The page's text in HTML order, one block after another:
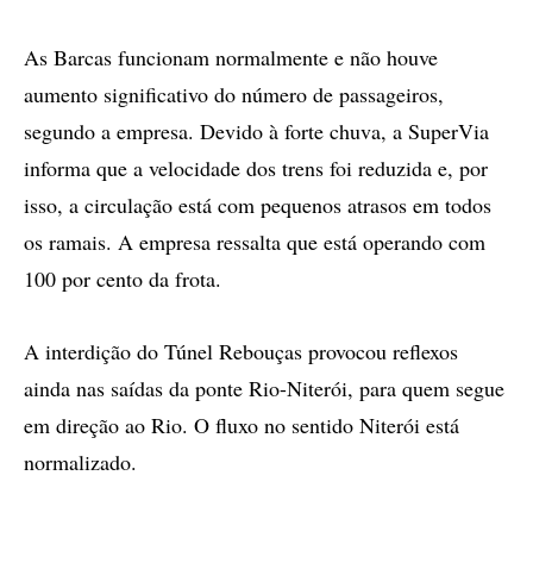
As Barcas funcionam normalmente e não houve
aumento significativo do número de passageiros,
segundo a empresa. Devido à forte chuva, a SuperVia
informa que a velocidade dos trens foi reduzida e, por
isso, a circulação está com pequenos atrasos em todos
os ramais. A empresa ressalta que está operando com
100 por cento da frota.
A interdição do Túnel Rebouças provocou reflexos
ainda nas saídas da ponte Rio-Niterói, para quem segue
em direção ao Rio. O fluxo no sentido Niterói está
normalizado.